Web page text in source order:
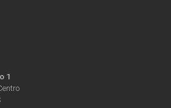
1